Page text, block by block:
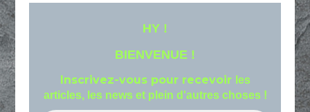
HY !
BIENVENUE !
Inscrivez-vous pour recevoir les
articles, les news et plein d'autres choses !